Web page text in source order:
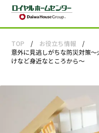
TOP
お役立ち情報
意外に見逃しがちな防災対策
けなど身近なところから～